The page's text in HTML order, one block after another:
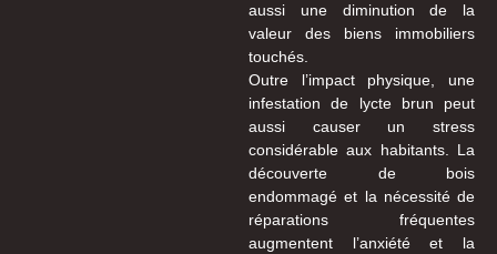
aussi une diminution de la
valeur des biens immobiliers
touchés.
Outre l’impact physique, une
infestation de lycte brun peut
aussi causer un stress
considérable aux habitants. La
découverte de bois
endommagé et la nécessité de
réparations fréquentes
augmentent l’anxiété et la